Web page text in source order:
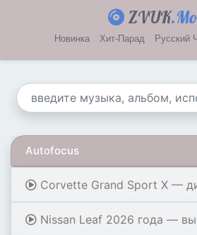
ZVUK
Новинка Хит-Парад Русский
Autofocus
Corvette Grand Sport X — динамика Porsche 911
Nissan Leaf 2026 года — выпускник Glow-